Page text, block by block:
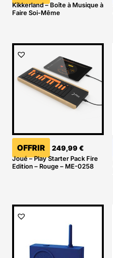
Kikkerland – Boîte à Musique à
Faire Soi-Même
OFFRIR 249,99 €
Joué – Play Starter Pack Fire
Edition – Rouge – ME-0258